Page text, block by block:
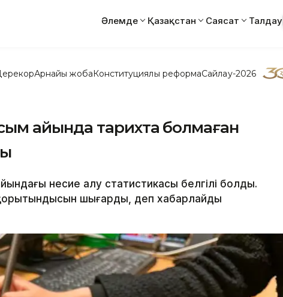
Әлемде Қазақстан Саясат Талдау
Арнайы жобаКонституциялық реформаСайлау-2026
айында тарихта болмаған
несие алу статистикасы белгілі болды.
шығарды, деп хабарлайды